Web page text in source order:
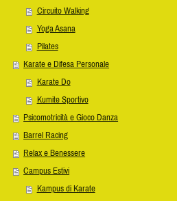
Circuito Walking
Yoga Asana
Pilates
Karate e Difesa Personale
Karate Do
Kumite Sportivo
Psicomotricità e Gioco Danza
Barrel Racing
Relax e Benessere
Campus Estivi
Kampus di Karate